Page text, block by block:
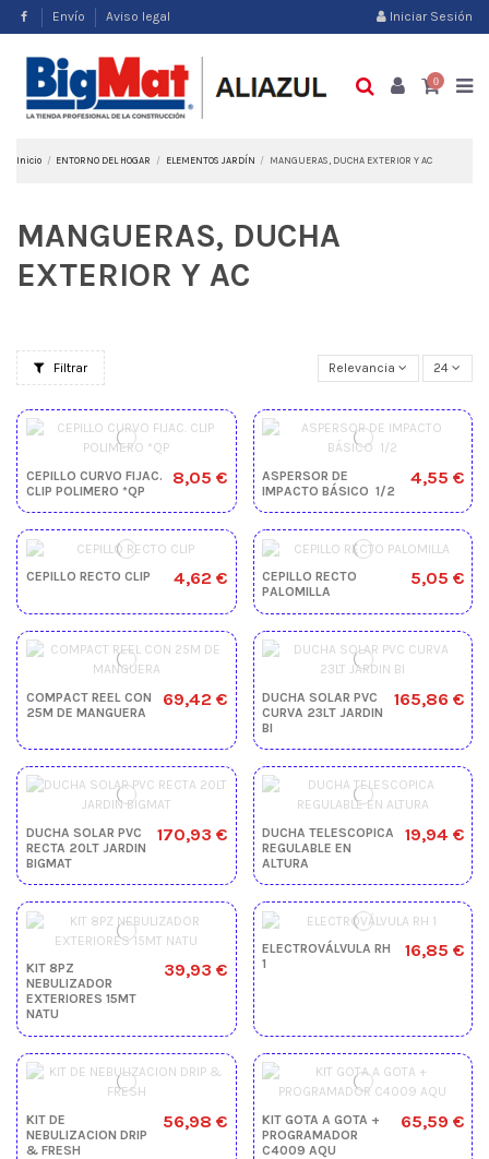
Envío Aviso legal Iniciar Sesión
0
Inicio ENTORNO DEL HOGAR ELEMENTOS JARDÍN MANGUERAS, DUCHA EXTERIOR Y AC
MANGUERAS, DUCHA
EXTERIOR Y AC
Filtrar Relevancia 24
CEPILLO CURVO FIJAC.
CLIP POLIMERO *QP
8,05 €
ASPERSOR DE
IMPACTO BÁSICO  1/2
4,55 €
CEPILLO RECTO CLIP 4,62 €
CEPILLO RECTO
PALOMILLA
5,05 €
COMPACT REEL CON
25M DE MANGUERA
69,42 €
DUCHA SOLAR PVC
CURVA 23LT JARDIN
BI
165,86 €
DUCHA SOLAR PVC
RECTA 20LT JARDIN
BIGMAT
170,93 €
DUCHA TELESCOPICA
REGULABLE EN
ALTURA
19,94 €
KIT 8PZ
NEBULIZADOR
EXTERIORES 15MT
NATU
39,93 €
ELECTROVÁLVULA RH
1
16,85 €
KIT DE
NEBULIZACION DRIP
& FRESH
56,98 €
KIT GOTA A GOTA +
PROGRAMADOR
C4009 AQU
65,59 €